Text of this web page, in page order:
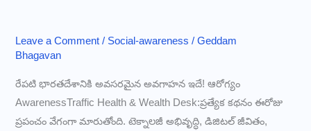
Leave a Comment / Social-awareness / Geddam
Bhagavan
రేపటి భారతదేశానికి అవసరమైన అవగాహన ఇదే! ఆరోగ్యం
AwarenessTraffic Health & Wealth Desk:ప్రత్యేక కథనం ఈరోజు
ప్రపంచం వేగంగా మారుతోంది. టెక్నాలజీ అభివృద్ధి, డిజిటల్ జీవితం,